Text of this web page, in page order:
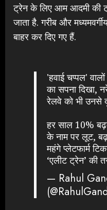
ट्रेन के लिए आम आदमी की
जाता है. गरीब और
बाहर कर दिए गए हैं.
'हवाई चप्पल'
का सपना दिखा,
रेलवे को भी उनसे
हर साल 10%
के नाम पर लूट,
महंगे प्लेटफार्म
‘एलीट ट्रेन’ की
— Rahul